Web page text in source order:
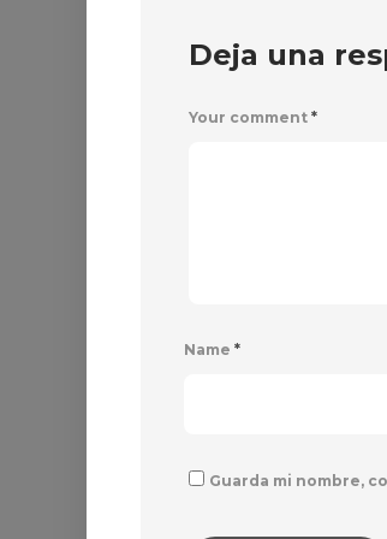
Deja una
Your comment *
Name *
Guarda mi nombre,